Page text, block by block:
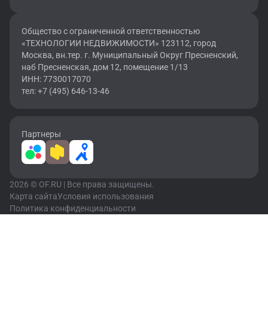
Общество с ограниченной ответственностью
«ТЕХНОЛОГИИ НЕДВИЖИМОСТИ» 123112, город
Москва, вн.тер. г. Муниципальный Округ Пресненский,
наб Пресненская, дом 12, помещение 1/13
ИНН: 7730017070
тел: +7 (495) 646-13-46
Партнеры
2026 © OF.RU | Все права защищены.
Карта сайтаУсловия использования
Политика конфиденциальности